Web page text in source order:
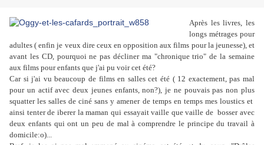
Après les livres, les
longs métrages pour
adultes ( enfin je veux dire ceux en opposition aux films pour la jeunesse), et
avant les CD, pourquoi ne pas décliner ma "chronique trio" de la semaine
aux films pour enfants que j'ai pu voir cet été?
Car si j'ai vu beaucoup de films en salles cet été ( 12 exactement, pas mal
pour un actif avec deux jeunes enfants, non?), je ne pouvais pas non plus
squatter les salles de ciné sans y amener de temps en temps mes loustics et
ainsi tenter de iberer la maman qui essayait vaille que vaille de bosser avec
deux enfants qui ont un peu de mal à comprendre le principe du travail à
domicile:o)...